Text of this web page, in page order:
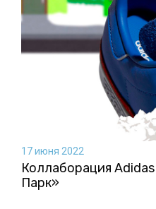
17 июня 2022
Коллаборация
Парк»